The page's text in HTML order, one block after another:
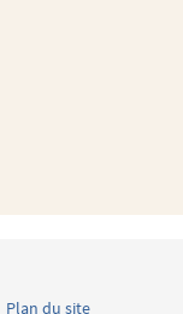
Plan du site